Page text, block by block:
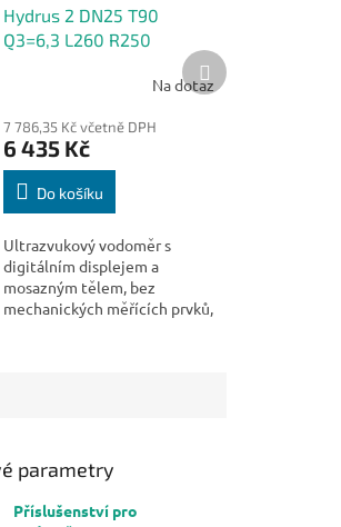
Hydrus 2 DN25 T90
Q3=6,3 L260 R250
Na dotaz
7 786,35 Kč včetně DPH
6 435 Kč
Do košíku
Ultrazvukový vodoměr s
digitálním displejem a
mosazným tělem, bez
mechanických měřících prvků,
Další
produkt
parametry
Příslušenství pro